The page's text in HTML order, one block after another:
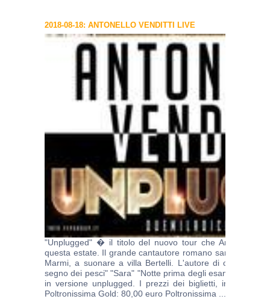
2018-08-18: ANTONELLO VENDITTI LIVE
"Unplugged" � il titolo del nuovo tour che Antonello
questa estate. Il grande cantautore romano sar� sabato
Marmi, a suonare a villa Bertelli. L'autore di canzoni
segno dei pesci" "Sara" "Notte prima degli esami" si
in versione unplugged. I prezzi dei biglietti, in
Poltronissima Gold: 80,00 euro Poltronissima ...